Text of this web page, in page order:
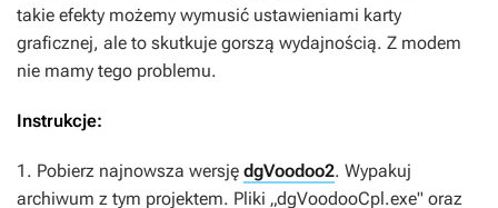
takie efekty możemy wymusić ustawieniami karty
graficznej, ale to skutkuje gorszą wydajnością. Z modem
nie mamy tego problemu.
Instrukcje:
1. Pobierz najnowsza wersję dgVoodoo2. Wypakuj
archiwum z tym projektem. Pliki „dgVoodooCpl.exe" oraz